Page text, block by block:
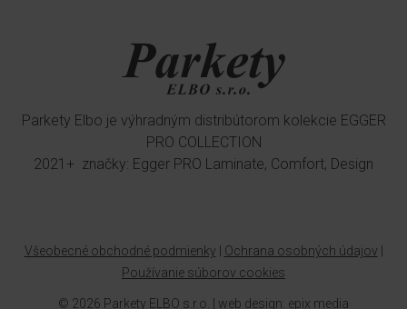
Parkety Elbo je výhradným distribútorom kolekcie EGGER
PRO COLLECTION
2021+ značky: Egger PRO Laminate, Comfort, Design
Všeobecné obchodné podmienky Ochrana osobných údajov
Používanie súborov cookies
© 2026 Parkety ELBO s.r.o. | web design: epix media